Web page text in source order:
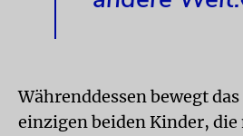
Währenddessen bewegt
einzigen beiden Kinder,